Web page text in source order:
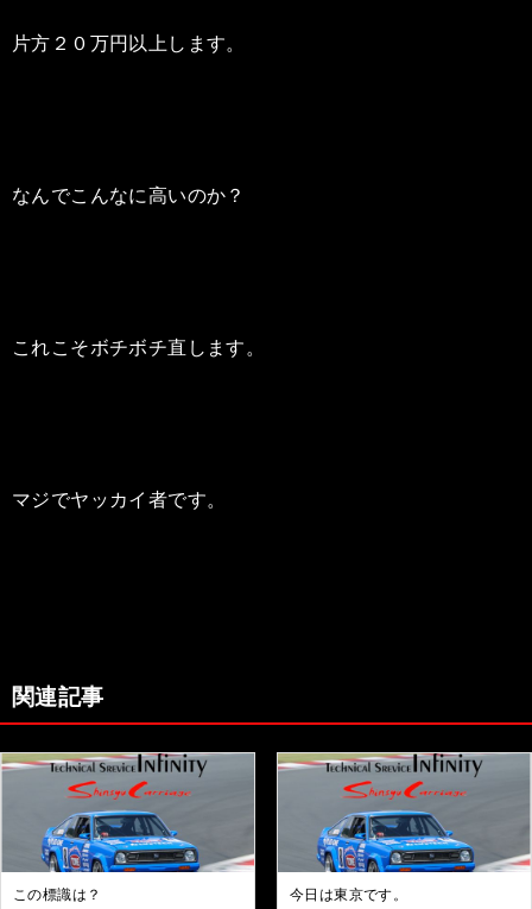
片方２０万円以上します。
なんでこんなに高いのか？
これこそボチボチ直します。
マジでヤッカイ者です。
関連記事
この標識は？ 今日は東京です。